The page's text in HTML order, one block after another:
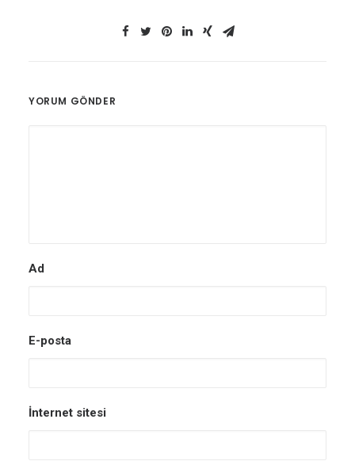
YORUM GÖNDER
Ad
E-posta
İnternet sitesi